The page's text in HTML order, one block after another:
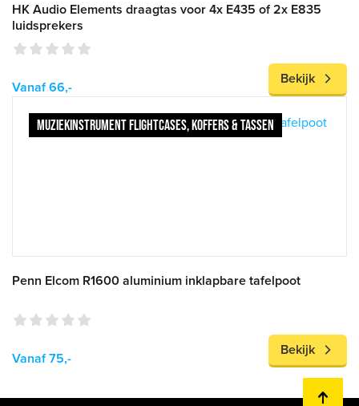
HK Audio Elements draagtas voor 4x E435 of 2x E835
luidsprekers
Vanaf 66,-
Bekijk
MUZIEKINSTRUMENT FLIGHTCASES, KOFFERS & TASSEN
Penn Elcom R1600 aluminium inklapbare tafelpoot
Vanaf 75,-
Bekijk